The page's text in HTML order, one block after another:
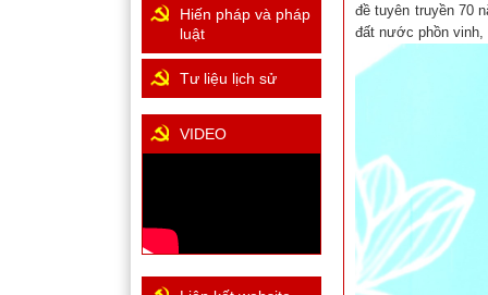
đề tuyên truyền 70
đất nước phồn vinh,
Hiến pháp và pháp
luật
Tư liệu lịch sử
VIDEO